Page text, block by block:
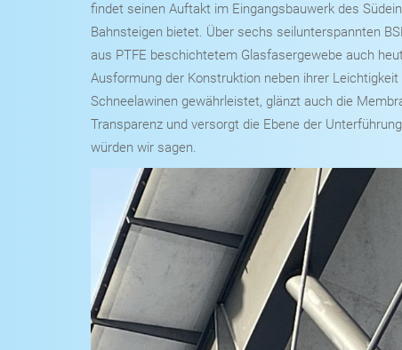
findet seinen Auftakt im Eingangsbauwerk des
Bahnsteigen bietet. Über sechs seilunterspannten
aus PTFE beschichtetem Glasfasergewebe auch
Ausformung der Konstruktion neben ihrer
Schneelawinen gewährleistet, glänzt auch die
Transparenz und versorgt die Ebene der
würden wir sagen.